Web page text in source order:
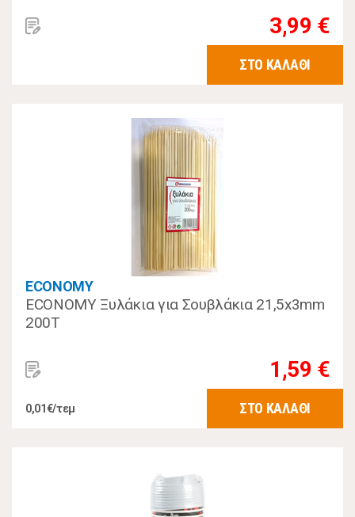
3,99 €
ΣΤΟ ΚΑΛΑΘΙ
ECONOMY
ECONOMY Ξυλάκια για Σουβλάκια 21,5x3mm
200Τ
1,59 €
0,01€/τεμ ΣΤΟ ΚΑΛΑΘΙ